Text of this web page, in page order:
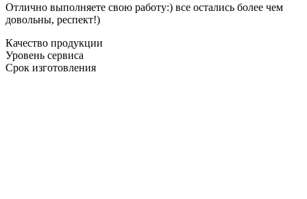
Отлично выполняете свою работу:) все остались более чем
довольны, респект!)
Качество продукции
Уровень сервиса
Срок изготовления